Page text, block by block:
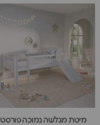
מיטת מגלשה נמוכה פורסט